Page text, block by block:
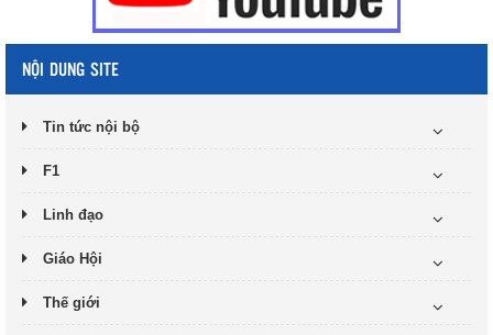
NỘI DUNG SITE
Tin tức nội bộ
F1
Linh đạo
Giáo Hội
Thế giới